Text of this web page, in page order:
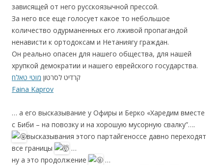
зависящей от него русскоязычной прессой.
За него все еще голосует какое то небольшое
количество одурманенных его лживой пропагандой
ненависти к ортодоксам и Нетаниягу граждан.
Он реально опасен для нашего общества, для нашей
хрупкой демократии и нашего еврейского государства.
קרדיט לסרטון מוטי טאלח
Faina Kaprov
… а его высказывание у Офиры и Берко «Харедим вместе
с Биби – на повозку и на хорошую мусорную свалку”….
высказывания этого партайгеноссе давно переходят
все границы
…
ну а это продолжение
…